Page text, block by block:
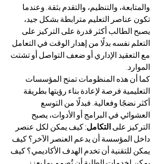
والمتابعة، والتنظيم، والتقدم بثقة. وعندما
تكون عناصر التعليم مترابطة بشكل جيد،
يصبح الطالب أكثر قدرة على التركيز على
التعلم نفسه بدلًا من إهدار الوقت في التعامل
مع التعقيد الإداري أو ضعف التواصل أو تشتت
الموارد.
كما أن هذه المنظومات تمنح المؤسسات
التعليمية فرصة لإعادة بناء رؤيتها بطريقة
أكثر نضجًا وفعالية. فبدلًا من التوسع
العشوائي في البرامج أو الأدوات، يصبح
التركيز على التكامل: كيف يمكن لكل عنصر
داخل المؤسسة أن يدعم العنصر الآخر؟ كيف
يمكن للتقنية أن تخدم الهدف الأكاديمي؟ كيف